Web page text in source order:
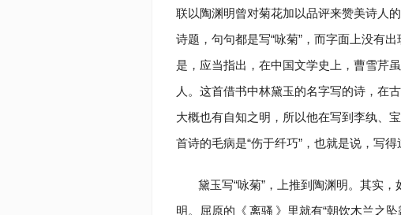
联以陶渊明曾对菊花加以品评来赞美诗人
诗题，句句都是写“咏菊”，而字面上没有
是，应当指出，在中国文学史上，曹雪芹
人。这首借书中林黛玉的名字写的诗，在
大概也有自知之明，所以他在写到李纨、
首诗的毛病是“伤于纤巧”，也就是说，写
黛玉写“咏菊”，上推到陶渊明。其实
明。屈原的《 离骚 》里就有“朝饮木兰之